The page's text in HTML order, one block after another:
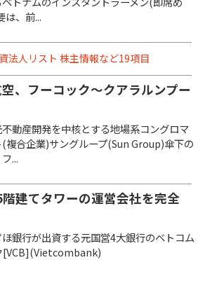
は、前...
法人リスト 株主情報など19項目
、フーコック～クアラルンプー
動産開発を中核とする地場系コングロマ
(複合企業)サングループ(Sun Group)傘下の
...
建てタワーの運営会社を完全
銀行が出資する元国営4大銀行のベトコム
[VCB](Vietcombank)